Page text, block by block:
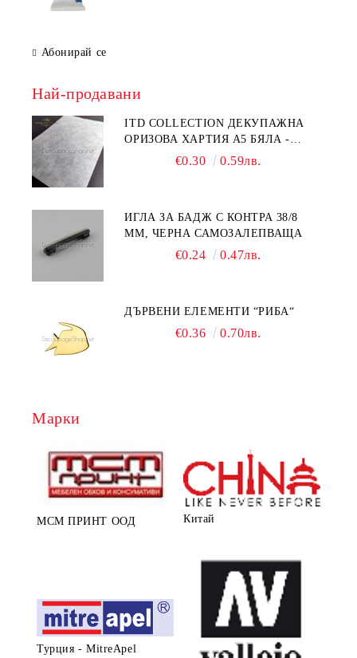
Абонирай се
Най-продавани
ITD COLLECTION ДЕКУПАЖНА
ОРИЗОВА ХАРТИЯ А5 БЯЛА -
€0.30 0.59лв.
ИГЛА ЗА БАДЖ С КОНТРА 38/8
ММ, ЧЕРНА САМОЗАЛЕПВАЩА
€0.24 0.47лв.
ДЪРВЕНИ ЕЛЕМЕНТИ “РИБА“
€0.36 0.70лв.
Марки
МСМ ПРИНТ ООД Китай
Турция - MitreApel